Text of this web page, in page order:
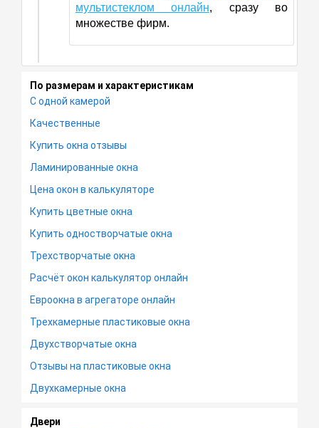
мультистеклом онлайн, сразу во
множестве фирм.
По размерам и характеристикам
С одной камерой
Качественные
Купить окна отзывы
Ламинированные окна
Цена окон в калькуляторе
Купить цветные окна
Купить одностворчатые окна
Трехстворчатые окна
Расчёт окон калькулятор онлайн
Евроокна в агрегаторе онлайн
Трехкамерные пластиковые окна
Двухстворчатые окна
Отзывы на пластиковые окна
Двухкамерные окна
Двери